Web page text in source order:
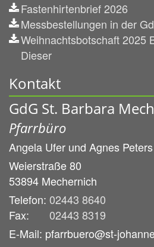
Fastenhirtenbrief 2026
Messbestellungen in der
Weihnachtsbotschaft 2025
Dieser
Kontakt
GdG St. Barbara
Pfarrbüro
Angela Ufer und Agnes Peters
Weierstraße 80
53894 Mechernich
Telefon: 02443 8640
Fax:
02443 8319
E-Mail: pfarrbuero@st-